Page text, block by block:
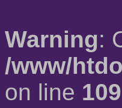
Warning:
/www/
on line 109